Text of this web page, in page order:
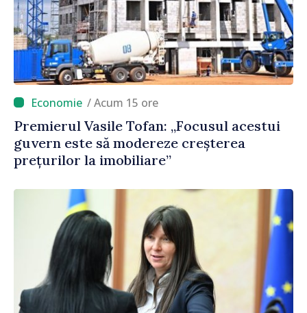
/ Acum 15 ore
Premierul Vasile Tofan: „Focusul acestui
guvern este să modereze creșterea
prețurilor la imobiliare”